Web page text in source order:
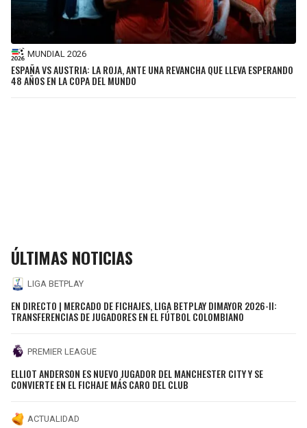
MUNDIAL 2026
ESPAÑA VS AUSTRIA: LA ROJA, ANTE UNA REVANCHA QUE LLEVA ESPERANDO
48 AÑOS EN LA COPA DEL MUNDO
ÚLTIMAS NOTICIAS
LIGA BETPLAY
EN DIRECTO | MERCADO DE FICHAJES, LIGA BETPLAY DIMAYOR 2026-II:
TRANSFERENCIAS DE JUGADORES EN EL FÚTBOL COLOMBIANO
PREMIER LEAGUE
ELLIOT ANDERSON ES NUEVO JUGADOR DEL MANCHESTER CITY Y SE
CONVIERTE EN EL FICHAJE MÁS CARO DEL CLUB
ACTUALIDAD